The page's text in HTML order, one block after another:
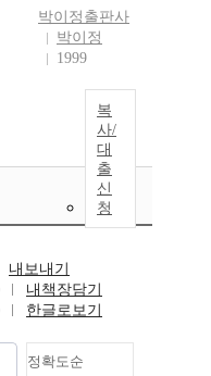
박이정출판사
박이정
1999
복
사/
대
출
신
청
내보내기
내책장담기
한글로보기
정확도순